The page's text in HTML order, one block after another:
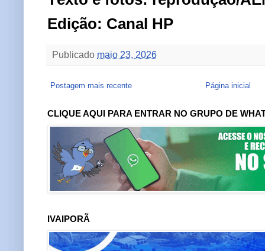
Edição: Canal HP
Publicado maio 23, 2026
Postagem mais recente Página inicial
CLIQUE AQUI PARA ENTRAR NO GRUPO DE
IVAIPORÃ